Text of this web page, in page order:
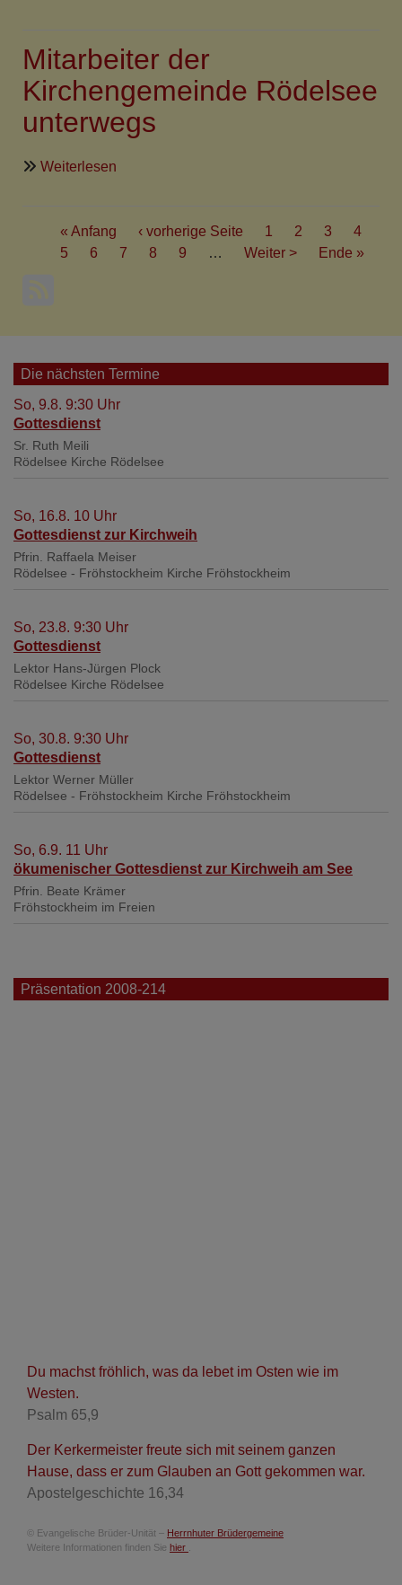
19.01.2020
Mitarbeiter der
Kirchengemeinde Rödelsee
unterwegs
Weiterlesen
Kirchengemeinde
Rödelsee
Seitennummerierung
First
page
« Anfang
Vorherige
Seite
‹ vorherige Seite Seite
1
Aktuelle
Seite
2 Seite
3 Seite
4
Seite
5 Seite
6 Seite
7 Seite
8 Seite
9 …
Nächste
Weiter >
Last
Ende »
Die nächsten Termine
So, 9.8. 9:30 Uhr
Gottesdienst
Sr. Ruth Meili
Rödelsee Kirche Rödelsee
So, 16.8. 10 Uhr
Gottesdienst zur Kirchweih
Pfrin. Raffaela Meiser
Rödelsee - Fröhstockheim Kirche Fröhstockheim
So, 23.8. 9:30 Uhr
Gottesdienst
Lektor Hans-Jürgen Plock
Rödelsee Kirche Rödelsee
So, 30.8. 9:30 Uhr
Gottesdienst
Lektor Werner Müller
Rödelsee - Fröhstockheim Kirche Fröhstockheim
So, 6.9. 11 Uhr
ökumenischer Gottesdienst zur Kirchweih am See
Pfrin. Beate Krämer
Fröhstockheim im Freien
Präsentation 2008-214
Du machst fröhlich, was da lebet im Osten wie im
Westen.
Psalm 65,9
Der Kerkermeister freute sich mit seinem ganzen
Hause, dass er zum Glauben an Gott gekommen war.
Apostelgeschichte 16,34
© Evangelische Brüder-Unität – Herrnhuter Brüdergemeine
Weitere Informationen finden Sie hier .